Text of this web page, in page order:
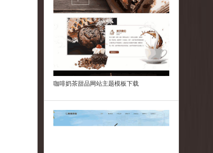
咖啡奶茶甜品网站主题模板下载